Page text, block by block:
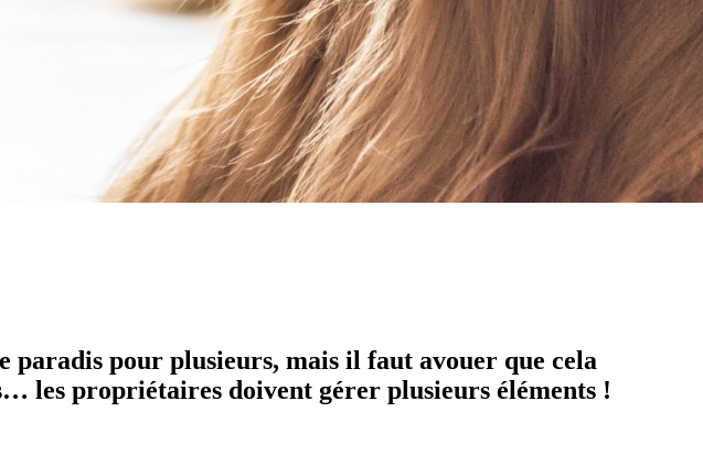
paradis pour plusieurs, mais il faut avouer que cela
les propriétaires doivent gérer plusieurs éléments !